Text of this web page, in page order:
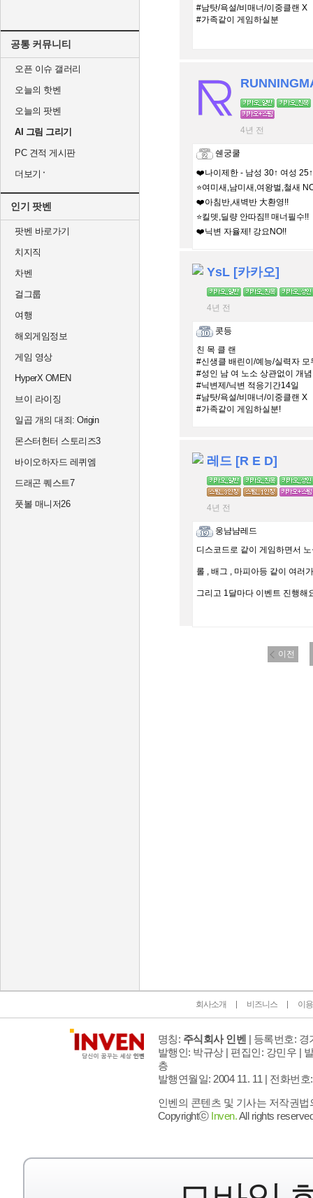
공통 커뮤니티
오픈 이슈 갤러리
오늘의 핫벤
오늘의 팟벤
AI 그림 그리기
PC 견적 게시판
더보기
인기 팟벤
팟벤 바로가기
치지직
차벤
걸그룹
여행
해외게임정보
게임 영상
HyperX OMEN
브이 라이징
일곱 개의 대죄: Origin
몬스터헌터 스토리즈3
바이오하자드 레퀴엠
드래곤 퀘스트7
풋볼 매니저26
#남탓/욕설/비매너/이중클랜 X
#가족같이 게임하실분
4년 전
쉔궁쿨
❤️나이제한 - 남성 30↑ 여성 25↑
⭐여미새,남미새,여왕벌,철새
❤️아침반,새벽반 大환영!!
⭐킬뎃,딜량 안따짐!! 매너필수!!
❤️닉변 자율제! 강요NO!!
YsL [카카오]
4년 전
콧등
친 목 클 랜
#신생클 배린이/예능/실력자 모
#성인 남 여 노소 상관없이 개
#닉변제/닉변 적응기간14일
#남탓/욕설/비매너/이중클랜 X
#가족같이 게임하실분!
레드 [R E D]
4년 전
웅냠냠레드
디스코드로 같이 게임하면서
롤 , 배그 , 마피아등 같이 여러
그리고 1달마다 이벤트 진행해
이전
회사소개 비즈니스 이
명칭: 주식회사 인벤 | 등록번호: 경
발행인: 박규상 | 편집인: 강민우 |
층
발행연월일: 2004 11. 11 | 전화번호
인벤의 콘텐츠 및 기사는 저작권
Copyrightⓒ Inven.All rights